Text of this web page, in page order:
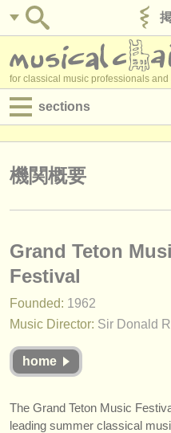
for classical music professionals and
sections
求人情報 (演奏関係の職)
degree courses
講習会
楽器の販売
盗まれた楽器
機関概要
Grand Teton
Festival
Founded: 1962
Music Director: Sir Donald
home
The Grand Teton Music
leading summer classical